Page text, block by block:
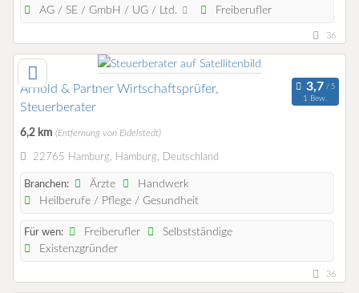
AG / SE / GmbH / UG / Ltd.
Freiberufler
36
Arnold & Partner Wirtschaftsprüfer,
Steuerberater
1 Bew.
6,2 km (Entfernung von Eidelstedt)
22765 Hamburg, Hamburg, Deutschland
Branchen: Ärzte
Handwerk
Heilberufe / Pflege / Gesundheit
Für wen: Freiberufler
Selbstständige
Existenzgründer
36